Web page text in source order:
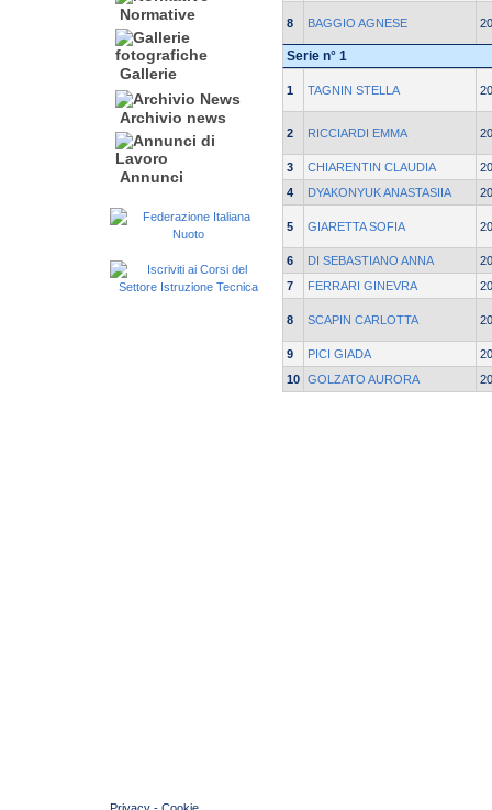
Normative
Gallerie
Archivio news
Annunci
8 BAGGIO AGNESE
Serie n° 1
1 TAGNIN STELLA
2 RICCIARDI EMMA
3 CHIARENTIN CLAUDIA
4
DYAKONYUK ANASTASIIA
5 GIARETTA SOFIA
6 DI SEBASTIANO ANNA
7
FERRARI GINEVRA
8 SCAPIN CARLOTTA
9 PICI GIADA
10 GOLZATO AURORA